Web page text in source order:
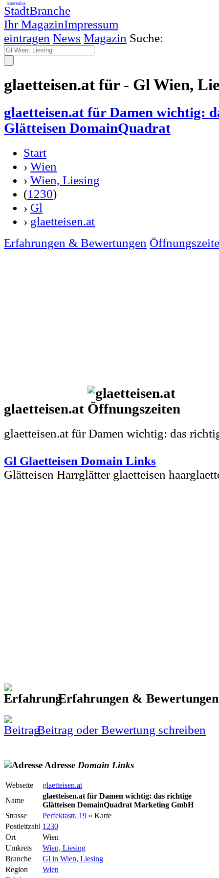
StadtBranche
Ihr MagazinImpressum
kostenlos
eintragen News Magazin Suche:
glaetteisen.at für - Gl Wien,
glaetteisen.at für Damen wichtig:
Glätteisen DomainQuadrat
Start
› Wien
› Wien, Liesing
(1230)
› Gl
› glaetteisen.at
Erfahrungen & Bewertungen
glaetteisen.at
glaetteisen.at für Damen wichtig: das
Gl Glaetteisen Domain Links
Glätteisen Harrglätter glaetteisen
Erfahrungen &
Beitrag oder Bewertung schreiben
Adresse Domain Links
Webseite
glaetteisen.at
Name
glaetteisen.at für Damen wichtig: das richtige
Glätteisen DomainQuadrat Marketing GmbH
Strasse
Perfektastr. 19 « Karte
Postleitzahl 1230
Ort
Wien
Umkreis
Wien, Liesing
Branche
Gl in Wien, Liesing
Region
Wien